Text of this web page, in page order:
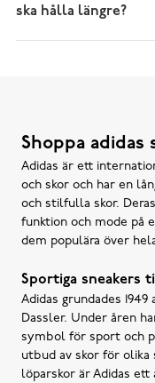
ska hålla längre?
Shoppa adidas
Adidas är ett
och skor och har en
och stilfulla skor.
funktion och mode på
dem populära över
Sportiga sneakers
Adidas grundades
Dassler. Under åren
symbol för sport och
utbud av skor för
löparskor är Adidas